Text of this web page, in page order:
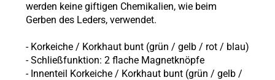
werden keine giftigen Chemikalien, wie beim
Gerben des Leders, verwendet.
- Korkeiche / Korkhaut bunt (grün / gelb / rot / blau)
- Schließfunktion: 2 flache Magnetknöpfe
- Innenteil Korkeiche / Korkhaut bunt (grün / gelb /